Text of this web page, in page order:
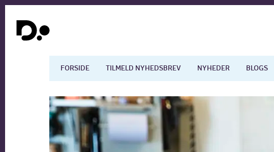
FORSIDE TILMELD NYHEDSBREV NYHEDER BLOGS
Dansk økonomi
Arbejdsmarkedet